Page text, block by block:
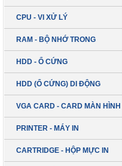
CPU - VI XỬ LÝ
RAM - BỘ NHỚ TRONG
HDD - Ổ CỨNG
HDD (Ổ CỨNG) DI ĐỘNG
VGA CARD - CARD MÀN HÌNH
PRINTER - MÁY IN
CARTRIDGE - HỘP MỰC IN